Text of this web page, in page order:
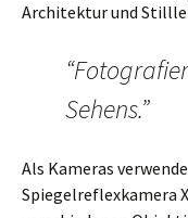
Architektur und
Sehens.”
Als Kameras
Spiegelreflexkamera